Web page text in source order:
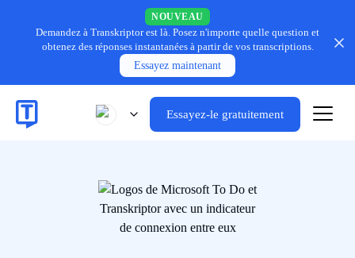
NOUVEAU
Demandez à Transkriptor est là. Posez n'importe quelle question et
obtenez des réponses instantanées à partir de vos transcriptions.
Essayez maintenant
Essayez-le gratuitement